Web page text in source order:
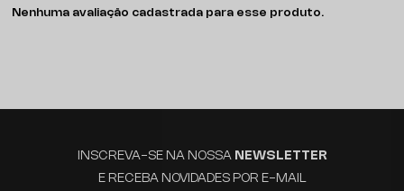
Nenhuma avaliação cadastrada para esse produto.
INSCREVA-SE NA NOSSA NEWSLETTER
E RECEBA NOVIDADES POR E-MAIL